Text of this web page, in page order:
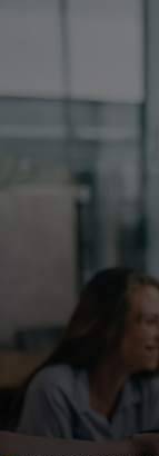
Voor
Voor de
Voor
Nieuws